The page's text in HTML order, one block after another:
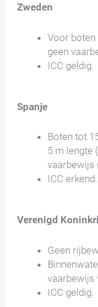
Zweden
Voor boten
geen
ICC geldig.
Spanje
Boten tot
5 m lengte
vaarbewijs
ICC erkend.
Verenigd
Geen
vaarbewijs
ICC geldig.